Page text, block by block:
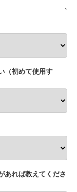
（初めて使用す
あれば教えてくださ